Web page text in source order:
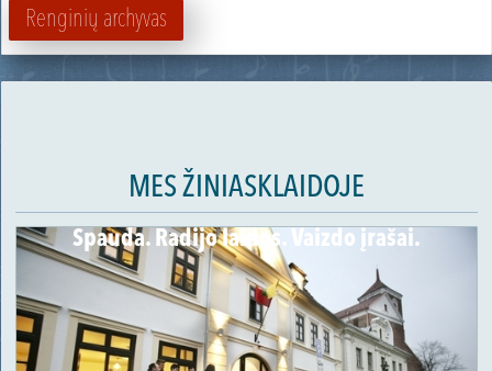
Renginių archyvas
MES ŽINIASKLAIDOJE
Spauda. Radijo laidos. Vaizdo įrašai.